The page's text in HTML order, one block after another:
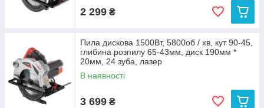
2 299 ₴
Пила дискова 1500Вт, 5800об / хв, кут 90-45,
глибина розпилу 65-43мм, диск 190мм *
20мм, 24 зуба, лазер
В наявності
3 699 ₴